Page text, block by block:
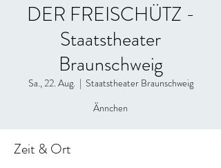
DER FREISCHÜTZ -
Staatstheater
Braunschweig
Sa., 22. Aug.
  |
Staatstheater Braunschweig
Ännchen
Zeit & Ort